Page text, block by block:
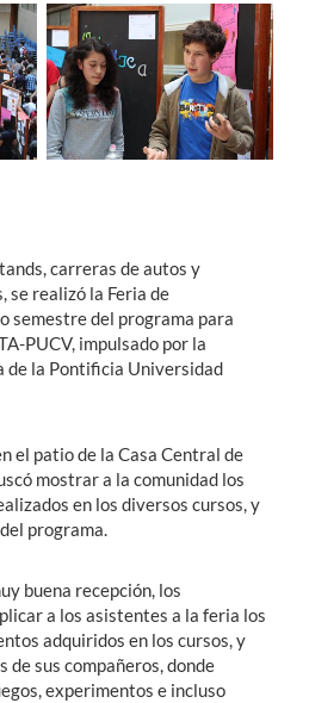
carreras de autos y
realizó la Feria de
semestre del programa para
PUCV, impulsado por la
de la Pontificia Universidad
el patio de la Casa Central de
mostrar a la comunidad los
en los diversos cursos, y
programa.
buena recepción, los
a los asistentes a la feria los
adquiridos en los cursos, y
sus compañeros, donde
experimentos e incluso